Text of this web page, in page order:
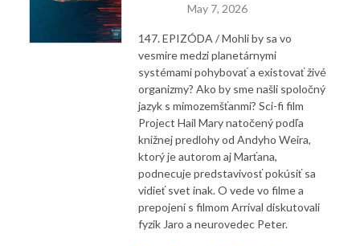
May 7, 2026
147. EPIZÓDA / Mohli by sa vo
vesmíre medzi planetárnymi
systémami pohybovať a existovať živé
organizmy? Ako by sme našli spoločný
jazyk s mimozemšťanmi? Sci-fi film
Project Hail Mary natočený podľa
knižnej predlohy od Andyho Weira,
ktorý je autorom aj Marťana,
podnecuje predstavivosť pokúsiť sa
vidieť svet inak. O vede vo filme a
prepojení s filmom Arrival diskutovali
fyzik Jaro a neurovedec Peter.